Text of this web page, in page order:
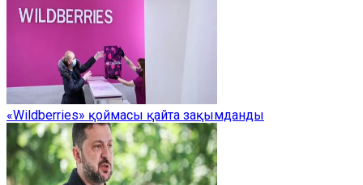
«Wildberries» қоймасы қайта зақымданды